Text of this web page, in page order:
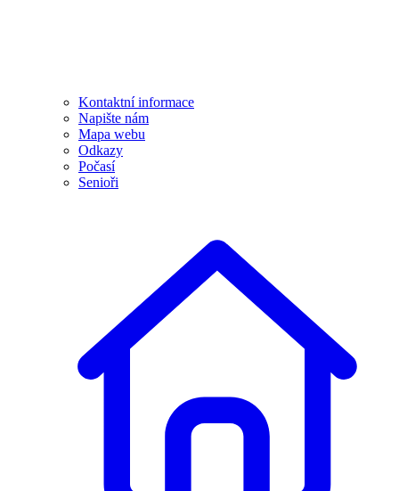
Kontaktní informace
Napište nám
Mapa webu
Odkazy
Počasí
Senioři